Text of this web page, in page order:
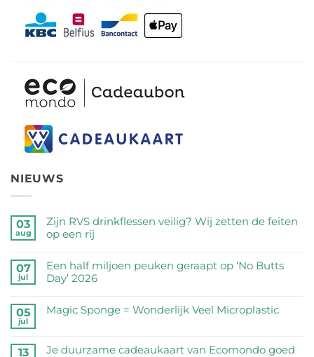
NIEUWS
03
aug
Zijn RVS drinkflessen veilig? Wij zetten de feiten
op een rij
reacties
op
Zijn
drinkflessen
zetten
07
jul
Een half miljoen peuken geraapt op ‘No Butts
Day’ 2026
reacties
half
05
jul
Magic Sponge = Wonderlijk Veel Microplastic
op
13
Je duurzame cadeaukaart van Ecomondo goed